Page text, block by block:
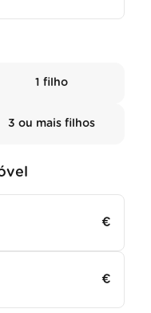
1 filho
3 ou mais filhos
€
€